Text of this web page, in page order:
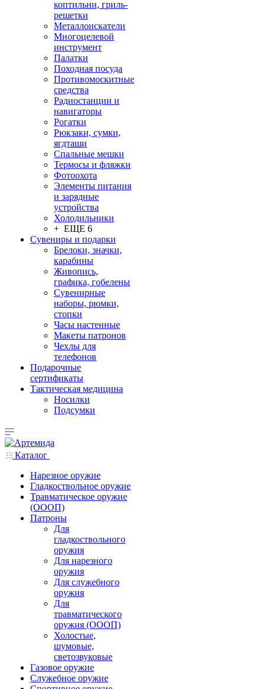
коптильни, гриль-
решетки
Металлоискатели
Многоцелевой
инструмент
Палатки
Походная посуда
Противомоскитные
средства
Радиостанции и
навигаторы
Рогатки
Рюкзаки, сумки,
ягдташи
Спальные мешки
Термосы и фляжки
Фотоохота
Элементы питания
и зарядные
устройства
Холодильники
+ ЕЩЕ 6
Сувениры и подарки
Брелоки, значки,
карабины
Живопись,
графика, гобелены
Сувенирные
наборы, рюмки,
стопки
Часы настенные
Макеты патронов
Чехлы для
телефонов
Подарочные
сертификаты
Тактическая медицина
Носилки
Подсумки
Каталог
Нарезное оружие
Гладкоствольное оружие
Травматическое оружие
(ОООП)
Патроны
Для
гладкоствольного
оружия
Для нарезного
оружия
Для служебного
оружия
Для
травматического
оружия (ОООП)
Холостые,
шумовые,
светозвуковые
Газовое оружие
Служебное оружие